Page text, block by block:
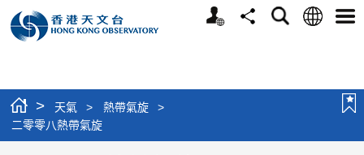
個
分
搜
語
選
> 天氣 > 熱帶氣旋
>
二零零八熱帶氣旋